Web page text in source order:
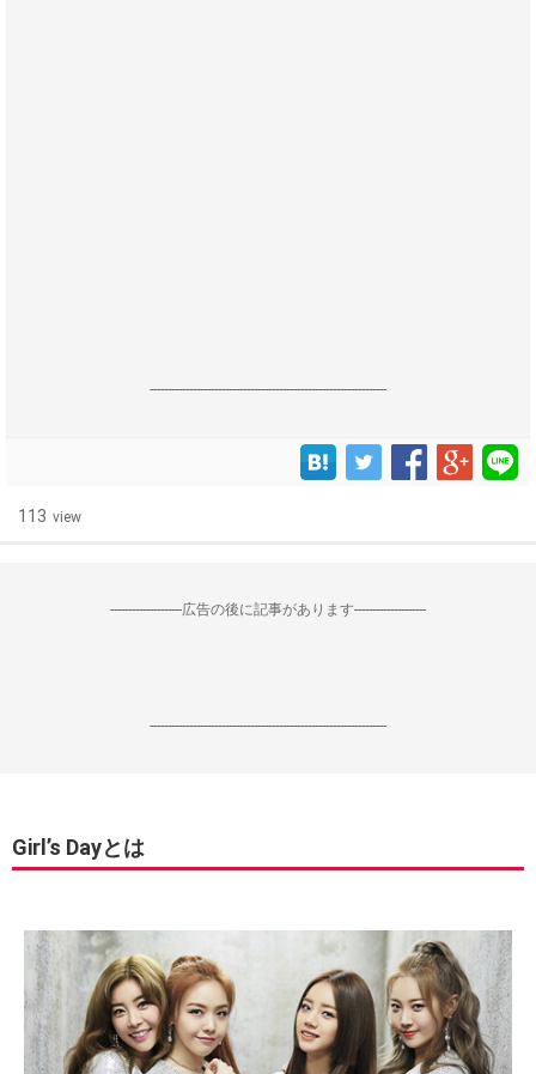
------------------------------------------------------------------
113 view
--------------------広告の後に記事があります--------------------
------------------------------------------------------------------
Girl’s Dayとは